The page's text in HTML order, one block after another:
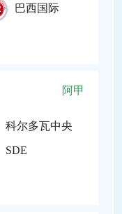
巴西国际
阿甲
科尔多瓦中央
SDE